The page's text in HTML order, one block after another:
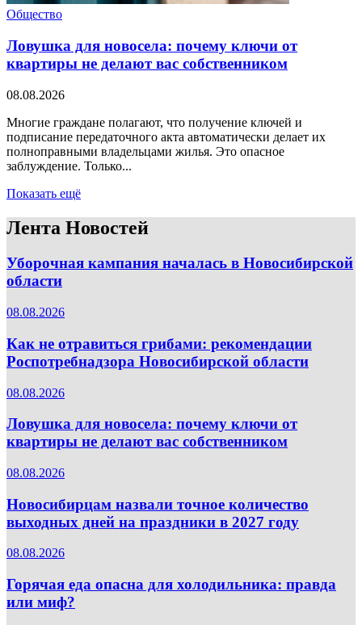
Общество
Ловушка для новосела: почему ключи от
квартиры не делают вас собственником
08.08.2026
Многие граждане полагают, что получение ключей и
подписание передаточного акта автоматически делает их
полноправными владельцами жилья. Это опасное
заблуждение. Только...
Показать ещё
Лента Новостей
Уборочная кампания началась в Новосибирской
области
08.08.2026
Как не отравиться грибами: рекомендации
Роспотребнадзора Новосибирской области
08.08.2026
Ловушка для новосела: почему ключи от
квартиры не делают вас собственником
08.08.2026
Новосибирцам назвали точное количество
выходных дней на праздники в 2027 году
08.08.2026
Горячая еда опасна для холодильника: правда
или миф?